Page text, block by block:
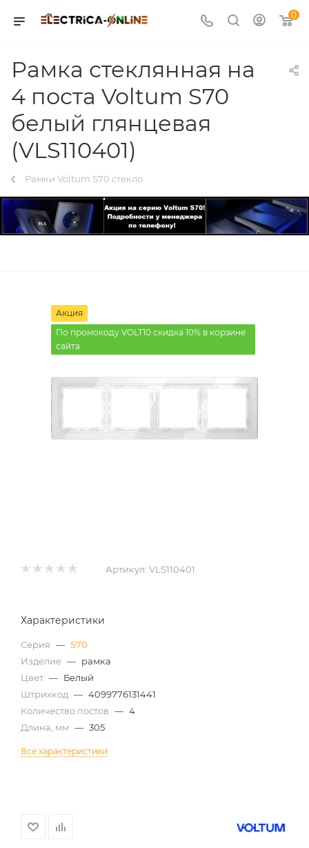
0
Рамка стеклянная на
4 поста Voltum S70
белый глянцевая
(VLS110401)
Рамки Voltum S70 стекло
Акция
По промокоду VOLT10 скидка 10% в корзине
сайта
Артикул: VLS110401
Характеристики
Серия — S70
Изделие — рамка
Цвет — Белый
Штрихкод — 4099776131441
Количество постов — 4
Длина, мм — 305
Все характеристики